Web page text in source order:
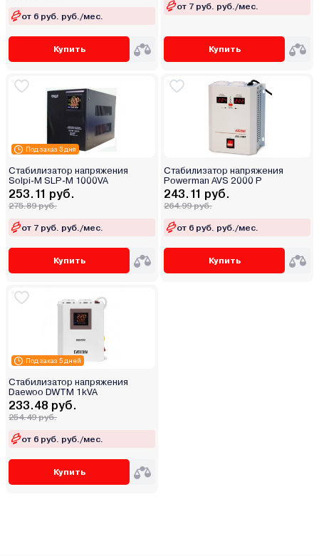
от 6 руб. руб./мес.
Купить
от 7 руб. руб./мес.
Купить
Под заказ 3 дня
Стабилизатор напряжения
Solpi-M SLP-M 1000VA
253.11 руб.
275.89 руб.
от 7 руб. руб./мес.
Купить
Стабилизатор напряжения
Powerman AVS 2000 P
243.11 руб.
264.99 руб.
от 6 руб. руб./мес.
Купить
Под заказ 5 дней
Стабилизатор напряжения
Daewoo DWTM 1kVA
233.48 руб.
254.49 руб.
от 6 руб. руб./мес.
Купить